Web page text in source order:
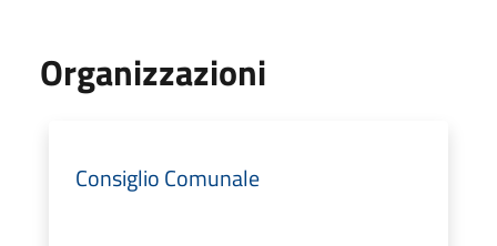
Organizzazioni
Consiglio Comunale